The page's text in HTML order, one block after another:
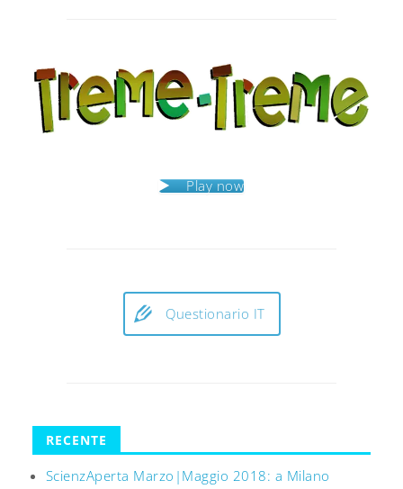
Play now
Questionario IT
RECENTE
ScienzAperta Marzo|Maggio 2018: a Milano